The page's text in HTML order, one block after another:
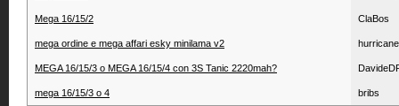
Mega 16/15/2 ClaBos
mega ordine e mega affari esky minilama v2
MEGA 16/15/3 o MEGA 16/15/4 con 3S Tanic 2220mah?
mega 16/15/3 o 4 bribs